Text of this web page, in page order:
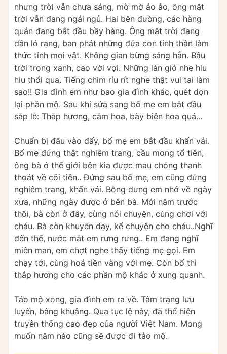
nhưng trời vẫn chưa sáng, mờ mờ ảo ảo, ông mặt
trời vẫn đang ngái ngủ. Hai bên đường, các hàng
quán đang bắt đầu bầy hàng. Ông mặt trời đang
dần ló rạng, ban phát những đứa con tinh thần làm
thức tỉnh mọi vật. Không gian bừng sáng hẳn. Bầu
trời trong xanh, cao vời vợi. Những làn gió nhẹ hiu
hiu thổi qua. Tiếng chim ríu rít nghe thật vui tai làm
sao!! Gia đình em như bao gia đình khác, quét dọn
lại phần mộ. Sau khi sửa sang bố mẹ em bắt đầu
sắp lễ: Thắp hương, cắm hoa, bày biện hoa quả…
Chuẩn bị đâu vào đấy, bố mẹ em bắt đầu khấn vái.
Bố mẹ đứng thật nghiêm trang, cầu mong tổ tiên,
ông bà ở thế giới bên kia được mau chóng thanh
thoát về cõi tiên.. Đứng sau bố mẹ, em cũng đứng
nghiêm trang, khấn vái. Bỗng dưng em nhớ về ngày
xưa, những ngày được ở bên bà. Mới năm trước
thôi, bà còn ở đây, cùng nói chuyện, cùng chơi với
cháu. Bà còn khuyên dạy, kể chuyện cho cháu..Nghĩ
đến thế, nước mắt em rưng rưng.. Em đang nghĩ
miên man, em chợt nghe thấy tiếng mẹ gọi. Em
chạy tới, cùng hoá tiền vàng với mẹ. Còn bố thì
thắp hương cho các phần mộ khác ở xung quanh.
Tảo mộ xong, gia đình em ra về. Tâm trạng lưu
luyến, bâng khuâng. Qua tục lệ này, đã thể hiện
truyền thống cao đẹp của người Việt Nam. Mong
muốn năm nào cũng sẽ được đi tảo mộ.